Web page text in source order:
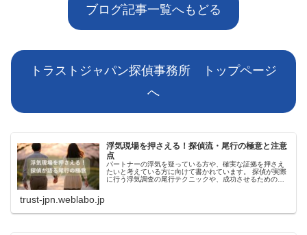
ブログ記事一覧へもどる
トラストジャパン探偵事務所 トップページ
へ
浮気現場を押さえる！探偵流・尾行の極意と注意
点
パートナーの浮気を疑っている方や、確実な証拠を押さえ
たいと考えている方に向けて書かれています。 探偵が実際
に行う浮気調査の尾行テクニックや、成功させるためのコ
trust-jpn.weblabo.jp